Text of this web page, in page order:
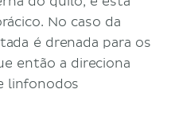
No caso da
é drenada para os
então a direciona
linfonodos